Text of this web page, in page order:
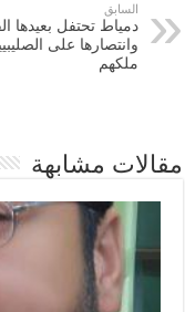
السابق
دمياط تحتفل بعيدها
وانتصارها على
ملكهم
مقالات مشابهة